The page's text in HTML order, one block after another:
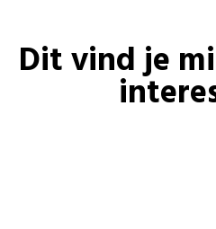
Dit vind je